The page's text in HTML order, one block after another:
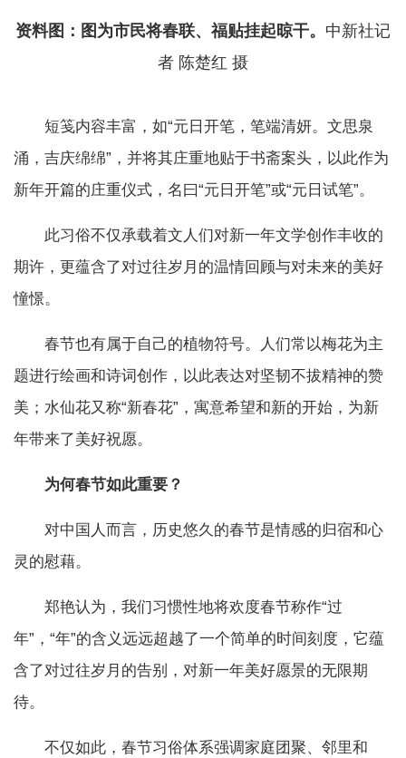
资料图：图为市民将春联、福贴挂起晾干。 中新社记
者 陈楚红 摄
短笺内容丰富，如“元日开笔，笔端清妍。文思泉
涌，吉庆绵绵”，并将其庄重地贴于书斋案头，以此作为
新年开篇的庄重仪式，名曰“元日开笔”或“元日试笔”。
此习俗不仅承载着文人们对新一年文学创作丰收的
期许，更蕴含了对过往岁月的温情回顾与对未来的美好
憧憬。
春节也有属于自己的植物符号。人们常以梅花为主
题进行绘画和诗词创作，以此表达对坚韧不拔精神的赞
美；水仙花又称“新春花”，寓意希望和新的开始，为新
年带来了美好祝愿。
为何春节如此重要？
对中国人而言，历史悠久的春节是情感的归宿和心
灵的慰藉。
郑艳认为，我们习惯性地将欢度春节称作“过
年”，“年”的含义远远超越了一个简单的时间刻度，它蕴
含了对过往岁月的告别，对新一年美好愿景的无限期
待。
不仅如此，春节习俗体系强调家庭团聚、邻里和